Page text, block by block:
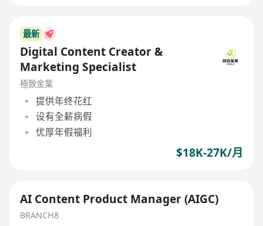
最新
Digital Content Creator &
Marketing Specialist
極致金業
提供年终花红
设有全薪病假
优厚年假福利
$18K-27K/月
AI Content Product Manager (AIGC)
BRANCH8